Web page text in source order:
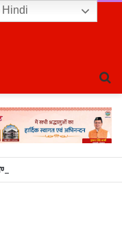
Hindi